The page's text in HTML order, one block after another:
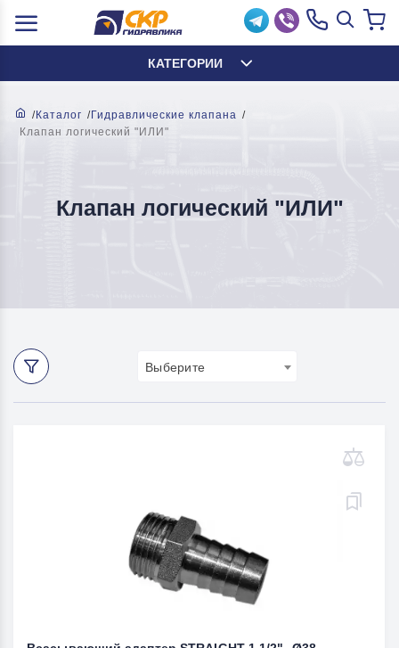
КАТЕГОРИИ
Каталог
Гидравлические клапана
Клапан логический "ИЛИ"
Клапан логический "ИЛИ"
Выберите